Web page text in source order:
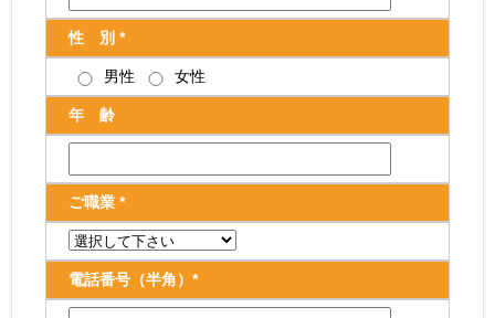
性 別 *
男性 女性
年 齢
ご職業 *
電話番号（半角）*